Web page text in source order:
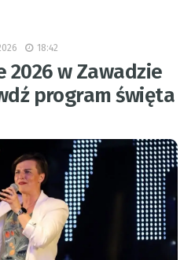
18:42
2026 w Zawadzie
program święta